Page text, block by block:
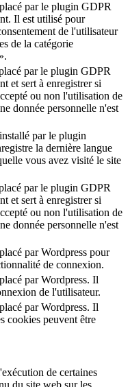
par le plugin GDPR
Il est utilisé pour
de l'utilisateur
de la catégorie
par le plugin GDPR
et sert à enregistrer si
ou non l'utilisation de
donnée personnelle n'est
par le plugin
la dernière langue
vous avez visité le site
par le plugin GDPR
et sert à enregistrer si
ou non l'utilisation de
donnée personnelle n'est
par Wordpress pour
de connexion.
par Wordpress. Il
de l'utilisateur.
par Wordpress. Il
cookies peuvent être
de certaines